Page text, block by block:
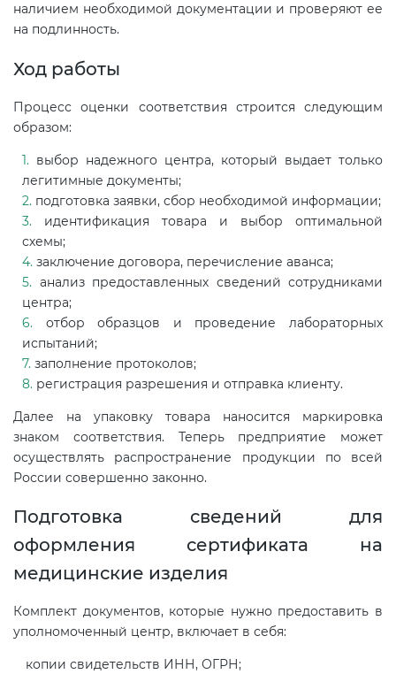
наличием необходимой документации и проверяют ее
на подлинность.
Ход работы
Процесс оценки соответствия строится следующим
образом:
выбор надежного центра, который выдает только
легитимные документы;
подготовка заявки, сбор необходимой информации;
идентификация товара и выбор оптимальной
схемы;
заключение договора, перечисление аванса;
анализ предоставленных сведений сотрудниками
центра;
отбор образцов и проведение лабораторных
испытаний;
заполнение протоколов;
регистрация разрешения и отправка клиенту.
Далее на упаковку товара наносится маркировка
знаком соответствия. Теперь предприятие может
осуществлять распространение продукции по всей
России совершенно законно.
Подготовка сведений для
оформления сертификата на
медицинские изделия
Комплект документов, которые нужно предоставить в
уполномоченный центр, включает в себя:
копии свидетельств ИНН, ОГРН;